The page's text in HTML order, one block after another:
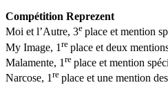
Compétition Reprezent
Moi et l’Autre, 3e place et mention
My Image, 1 re place et deux
Malamente, 1re place et mention
Narcose, 1re place et une mention